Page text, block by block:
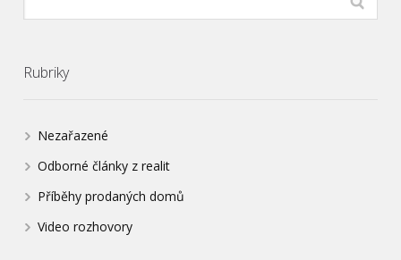
Rubriky
Nezařazené
Odborné články z realit
Příběhy prodaných domů
Video rozhovory